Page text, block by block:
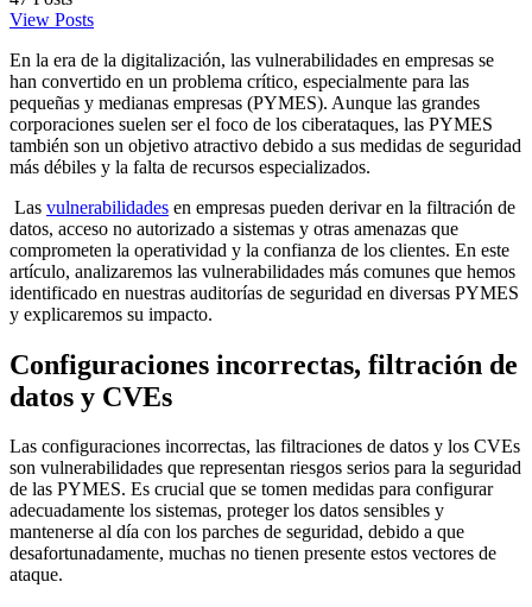
View Posts
En la era de la digitalización, las vulnerabilidades en empresas se
han convertido en un problema crítico, especialmente para las
pequeñas y medianas empresas (PYMES). Aunque las grandes
corporaciones suelen ser el foco de los ciberataques, las PYMES
también son un objetivo atractivo debido a sus medidas de seguridad
más débiles y la falta de recursos especializados.
Las vulnerabilidades en empresas pueden derivar en la filtración de
datos, acceso no autorizado a sistemas y otras amenazas que
comprometen la operatividad y la confianza de los clientes. En este
artículo, analizaremos las vulnerabilidades más comunes que hemos
identificado en nuestras auditorías de seguridad en diversas PYMES
y explicaremos su impacto.
Configuraciones incorrectas, filtración de
datos y CVEs
Las configuraciones incorrectas, las filtraciones de datos y los CVEs
son vulnerabilidades que representan riesgos serios para la seguridad
de las PYMES. Es crucial que se tomen medidas para configurar
adecuadamente los sistemas, proteger los datos sensibles y
mantenerse al día con los parches de seguridad, debido a que
desafortunadamente, muchas no tienen presente estos vectores de
ataque.